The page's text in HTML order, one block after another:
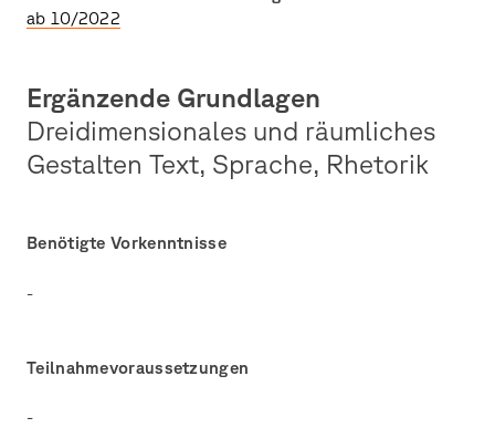
ab 10/2022
Ergänzende Grundlagen
Dreidimensionales und räumliches
Gestalten Text, Sprache, Rhetorik
Benötigte Vorkenntnisse
-
Teilnahmevoraussetzungen
-